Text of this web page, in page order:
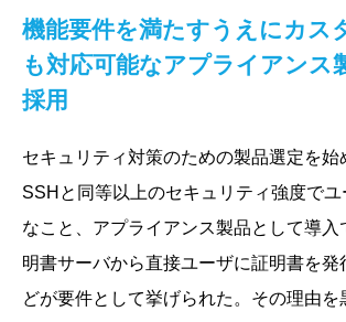
機能要件を満たすうえにカス
も対応可能なアプライアンス
採用
セキュリティ対策のための製品選定を始
SSHと同等以上のセキュリティ強度で
なこと、アプライアンス製品として導入
明書サーバから直接ユーザに証明書を発
どが要件として挙げられた。その理由を